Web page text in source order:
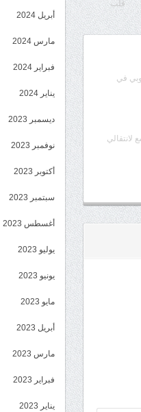
قلب
في
لانتقالي
أبريل 2024
مارس 2024
فبراير 2024
يناير 2024
ديسمبر 2023
نوفمبر 2023
أكتوبر 2023
سبتمبر 2023
أغسطس 2023
يوليو 2023
يونيو 2023
مايو 2023
أبريل 2023
مارس 2023
فبراير 2023
يناير 2023